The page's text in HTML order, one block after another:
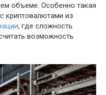
объеме. Особенно такая
криптовалютами из
, где сложность
возможность